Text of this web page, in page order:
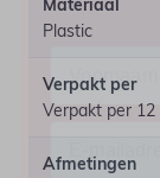
Materiaal
Plastic
Verpakt per
Verpakt per 12
Afmetingen
Voornaam
Email